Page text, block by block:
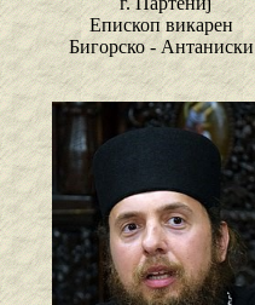
Епископ викарен
Бигорско - Антаниски